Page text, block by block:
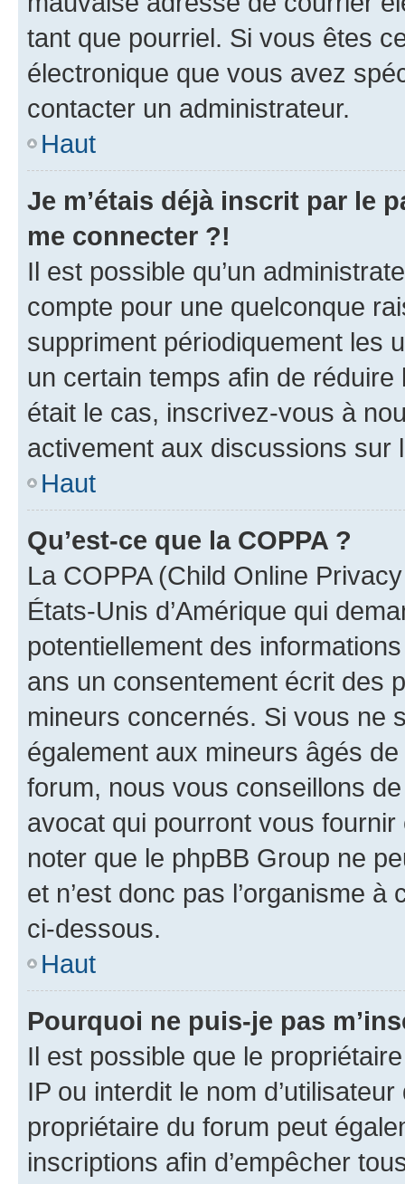
tant que pourriel. Si vous êtes
électronique que vous avez
contacter un administrateur.
Haut
Je m’étais déjà inscrit par le
me connecter ?!
Il est possible qu’un
compte pour une quelconque
suppriment périodiquement les
un certain temps afin de
était le cas, inscrivez-vous à
activement aux discussions sur
Haut
Qu’est-ce que la COPPA ?
La COPPA (Child Online
États-Unis d’Amérique qui
potentiellement des
ans un consentement écrit des
mineurs concernés. Si vous ne
également aux mineurs âgés
forum, nous vous conseillons
avocat qui pourront vous
noter que le phpBB Group ne
et n’est donc pas l’organisme
ci-dessous.
Haut
Pourquoi ne puis-je pas
Il est possible que le
IP ou interdit le nom
propriétaire du forum peut
inscriptions afin d’empêcher